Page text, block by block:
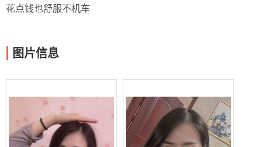
花点钱也舒服不机车
图片信息